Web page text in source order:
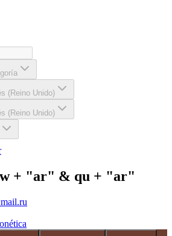
(Reino Unido)
(Reino Unido)
+ "ar" & qu + "ar"